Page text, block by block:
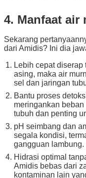
4. Manfaat air
Sekarang
dari Amidis? Ini dia
Lebih cepat diserap
asing, maka air
sel dan jaringan
Bantu proses
meringankan
tubuh dan penting
pH seimbang dan
segala kondisi,
gangguan lambung.
Hidrasi optimal
Amidis bebas dari
kontaminan lain